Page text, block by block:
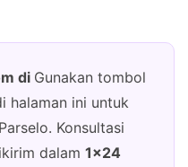
di Gunakan tombol
halaman ini untuk
Konsultasi
dalam 1×24